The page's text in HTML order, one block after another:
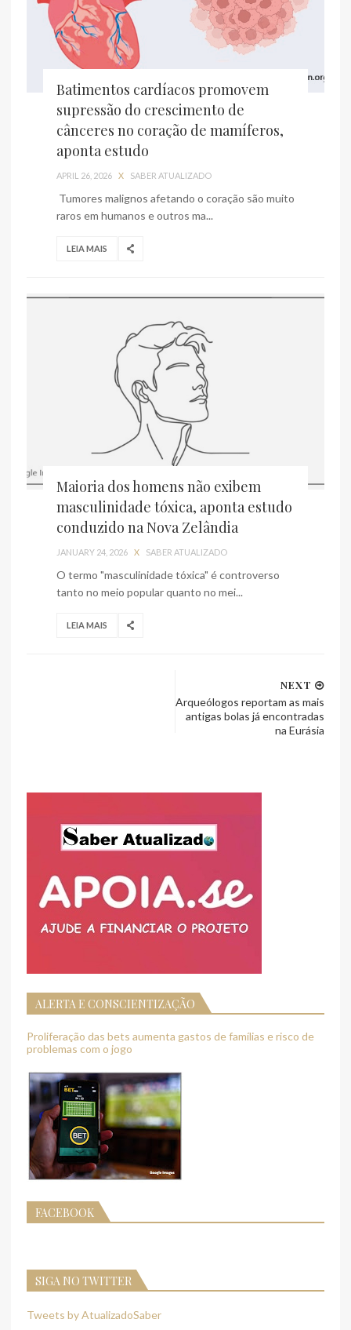
Batimentos cardíacos promovem
supressão do crescimento de
cânceres no coração de mamíferos,
aponta estudo
APRIL 26, 2026 X SABER ATUALIZADO
Tumores malignos afetando o coração são muito
raros em humanos e outros ma...
LEIA MAIS
Maioria dos homens não exibem
masculinidade tóxica, aponta estudo
conduzido na Nova Zelândia
JANUARY 24, 2026 X SABER ATUALIZADO
O termo "masculinidade tóxica" é controverso
tanto no meio popular quanto no mei...
LEIA MAIS
NEXT
Arqueólogos reportam as mais
antigas bolas já encontradas
na Eurásia
ALERTA E CONSCIENTIZAÇÃO
Proliferação das bets aumenta gastos de famílias e risco de
problemas com o jogo
FACEBOOK
SIGA NO TWITTER
Tweets by AtualizadoSaber